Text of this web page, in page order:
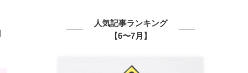
人気記事ランキング
【6〜7月】